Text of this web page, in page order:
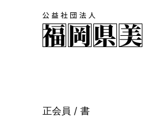
正会員 / 書